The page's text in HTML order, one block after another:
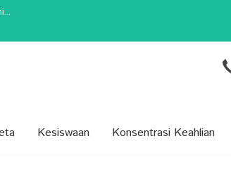
Dulu dan Sekarang...
MURID BARU) PROVINSI BANTEN TAHUN 20...
Kesiswaan Konsentrasi Keahlian